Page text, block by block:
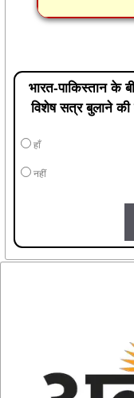
भारत-पाकिस्तान के
विशेष सत्र बुलाने की
हाँ
नहीं